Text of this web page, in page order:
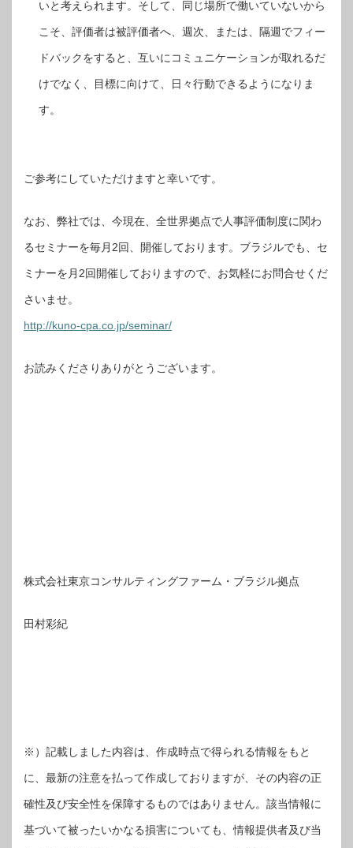
いと考えられます。そして、同じ場所で働いていないから
こそ、評価者は被評価者へ、週次、または、隔週でフィー
ドバックをすると、互いにコミュニケーションが取れるだ
けでなく、目標に向けて、日々行動できるようになりま
す。
ご参考にしていただけますと幸いです。
なお、弊社では、今現在、全世界拠点で人事評価制度に関わ
るセミナーを毎月2回、開催しております。ブラジルでも、セ
ミナーを月2回開催しておりますので、お気軽にお問合せくだ
さいませ。
http://kuno-cpa.co.jp/seminar/
お読みくださりありがとうございます。
株式会社東京コンサルティングファーム・ブラジル拠点
田村彩紀
※）記載しました内容は、作成時点で得られる情報をもと
に、最新の注意を払って作成しておりますが、その内容の正
確性及び安全性を保障するものではありません。該当情報に
基づいて被ったいかなる損害についても、情報提供者及び当